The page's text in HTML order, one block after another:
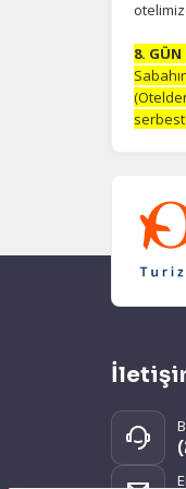
8.
serbest